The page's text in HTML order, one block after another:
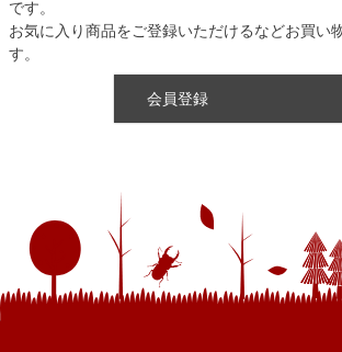
です。
お気に入り商品をご登録いただけるなどお買い
す。
会員登録